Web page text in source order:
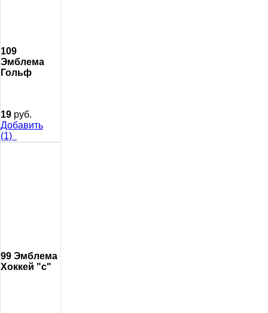
109
Эмблема
Гольф
19 руб.
Добавить
(1)
99 Эмблема
Хоккей "с"